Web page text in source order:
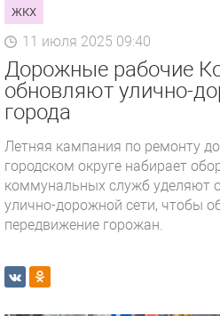
ЖКХ
11 июля 2025 09:40
Дорожные рабочие
обновляют улично-
города
Летняя кампания по ремонту
городском округе набирает
коммунальных служб уделяют
улично-дорожной сети, чтобы
передвижение горожан.